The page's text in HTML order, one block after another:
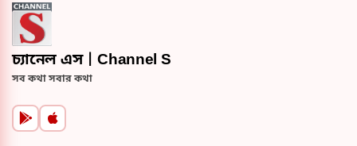
চ্যানেল এস | Channel S
সব কথা সবার কথা